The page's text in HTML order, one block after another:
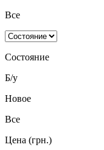
Все
Состояние
Б/у
Новое
Все
Цена (грн.)